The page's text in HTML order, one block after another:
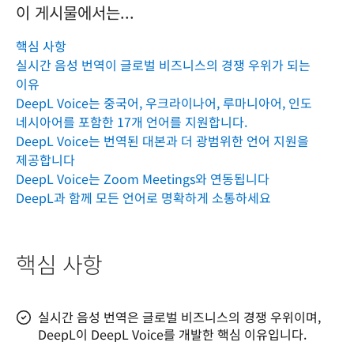
이 게시물에서는...
핵심 사항
실시간 음성 번역이 글로벌 비즈니스의 경쟁 우위가 되는
이유
DeepL Voice는 중국어, 우크라이나어, 루마니아어, 인도
네시아어를 포함한 17개 언어를 지원합니다.
DeepL Voice는 번역된 대본과 더 광범위한 언어 지원을
제공합니다
DeepL Voice는 Zoom Meetings와 연동됩니다
DeepL과 함께 모든 언어로 명확하게 소통하세요
핵심 사항
실시간 음성 번역은 글로벌 비즈니스의 경쟁 우위이며,
DeepL이 DeepL Voice를 개발한 핵심 이유입니다.